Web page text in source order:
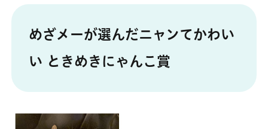
めざメーが選んだニャンてかわい
い ときめきにゃんこ賞